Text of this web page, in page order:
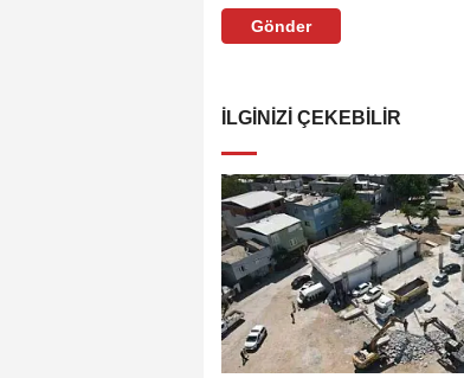
Gönder
İLGINIZI ÇEKEBILIR